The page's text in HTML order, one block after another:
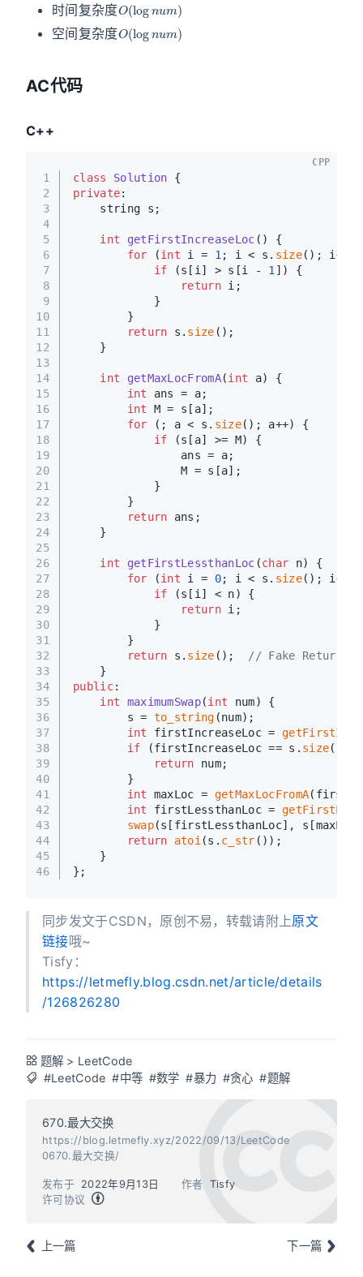
时间复杂度
空间复杂度
O (lognum)
AC代码
C++
1
2
3
4
5
6
7
8
9
10
11
12
13
14
15
16
17
18
19
20
21
22
23
24
25
26
27
28
29
30
31
32
33
34
35
36
37
38
39
40
41
42
43
44
45
46
class Solution {
private:
    string s;
int getFirstIncreaseLoc ()
{
for (int i = 1 ; i < s. size(); i++)
if (s[i] > s[i - 1 ]) {
return i;
            }
        }
return s. size ();
    }
int getMaxLocFromA(int a)
{
int ans = a;
int M = s[a];
for (; a < s. size(); a++) {
if (s[a] >= M) {
                ans = a;
                M = s[a];
            }
        }
return ans;
    }
int getFirstLessthanLoc (char n)
{
for (int i = 0; i < s. size(); i++)
if (s[i] < n) {
return i;
            }
        }
return s. size ();
// Fake Return
    }
public:
int
maximumSwap(int num)
{
        s =
to_string (num);
int firstIncreaseLoc =
if (firstIncreaseLoc == s. size()) {
return num;
        }
int maxLoc = getMaxLocFromA
int firstLessthanLoc =
swap(s[firstLessthanLoc],
return
atoi (s. c_str ());
    }
};
CPP
同步发文于CSDN，原创不易，转载请附上原文
链接哦~
Tisfy：
https://letmefly.blog.csdn.net/article/details
/126826280
题解 > LeetCode
#LeetCode #中等 #数学 #暴力 #贪心 #题解
670.最大交换
https://blog.letmefly.xyz/2022/09/13/LeetCode
0670.最大交换/
作者 Tisfy
发布于
2022年9月13日
许可协议
上一篇 下一篇